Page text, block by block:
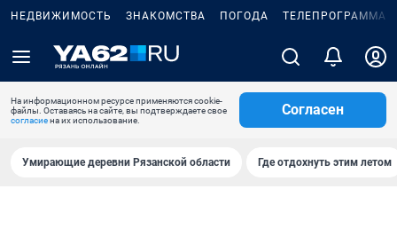
НЕДВИЖИМОСТЬ ЗНАКОМСТВА ПОГОДА ТЕЛЕПРОГРАММА
На информационном ресурсе применяются cookie-
файлы. Оставаясь на сайте, вы подтверждаете свое
согласиена их использование.
Согласен
Умирающие деревни Рязанской области Где отдохнуть этим летом